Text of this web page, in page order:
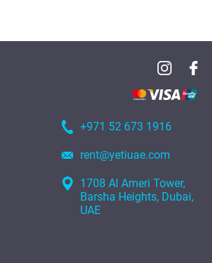
+971 52 673 1916
rent@yetiuae.com
1708 Al Ameri Tower,
Barsha Heights, Dubai,
UAE